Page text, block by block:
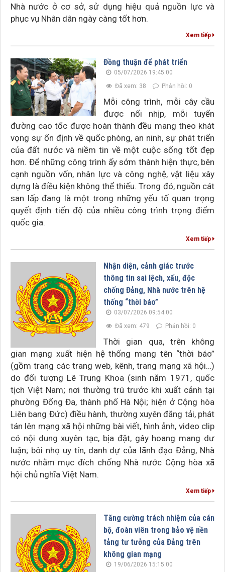
Nhà nước ở cơ sở, sử dụng hiệu quả nguồn lực và
phục vụ Nhân dân ngày càng tốt hơn.
Xem tiếp
Đồng thuận để phát triển
05/07/2026 19:45:00
Đã xem: 38
Phản hồi: 0
Mỗi công trình, mỗi cây cầu
được nối nhịp, mỗi tuyến
đường cao tốc được hoàn thành đều mang theo khát
vọng sự ổn định về quốc phòng, an ninh, sự phát triển
của đất nước và niềm tin về một cuộc sống tốt đẹp
hơn. Để những công trình ấy sớm thành hiện thực, bên
cạnh nguồn vốn, nhân lực và công nghệ, vật liệu xây
dựng là điều kiện không thể thiếu. Trong đó, nguồn cát
san lấp đang là một trong những yếu tố quan trọng
quyết định tiến độ của nhiều công trình trọng điểm
quốc gia.
Xem tiếp
Nhận diện, cảnh giác trước
thông tin sai lệch, xấu, độc
chống Đảng, Nhà nước trên hệ
thống “thời báo”
03/07/2026 09:54:00
Đã xem: 479
Phản hồi: 0
Thời gian qua, trên không
gian mạng xuất hiện hệ thống mang tên “thời báo”
(gồm trang các trang web, kênh, trang mạng xã hội…)
do đối tượng Lê Trung Khoa (sinh năm 1971, quốc
tịch Việt Nam; nơi thường trú trước khi xuất cảnh tại
phường Đống Đa, thành phố Hà Nội; hiện ở Cộng hòa
Liên bang Đức) điều hành, thường xuyên đăng tải, phát
tán lên mạng xã hội những bài viết, hình ảnh, video clip
có nội dung xuyên tạc, bịa đặt, gây hoang mang dư
luận; bôi nhọ uy tín, danh dự của lãnh đạo Đảng, Nhà
nước nhằm mục đích chống Nhà nước Cộng hòa xã
hội chủ nghĩa Việt Nam.
Xem tiếp
Tăng cường trách nhiệm của cán
bộ, đoàn viên trong bảo vệ nền
tảng tư tưởng của Đảng trên
không gian mạng
19/06/2026 15:15:00